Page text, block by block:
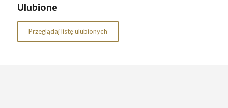
Ulubione
Przeglądaj listę ulubionych